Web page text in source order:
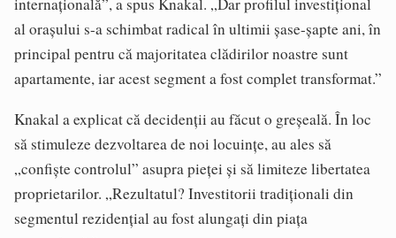
internațională”, a spus Knakal. „Dar profilul investițional
al orașului s-a schimbat radical în ultimii șase-șapte ani, în
principal pentru că majoritatea clădirilor noastre sunt
apartamente, iar acest segment a fost complet transformat.”
Knakal a explicat că decidenții au făcut o greșeală. În loc
să stimuleze dezvoltarea de noi locuințe, au ales să
„confiște controlul” asupra pieței și să limiteze libertatea
proprietarilor. „Rezultatul? Investitorii tradiționali din
segmentul rezidențial au fost alungați din piața